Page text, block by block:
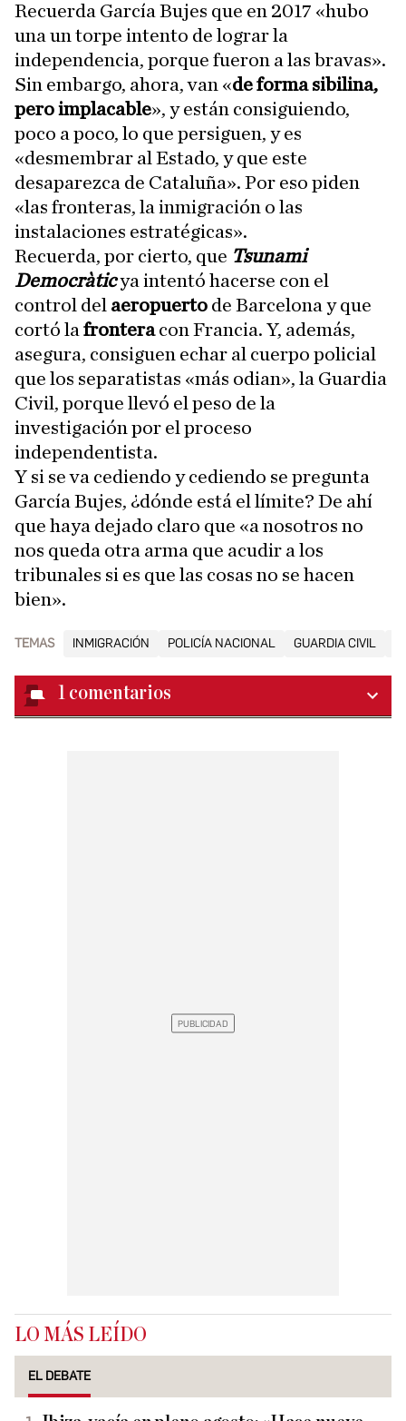
Recuerda García Bujes que en 2017 «hubo
una un torpe intento de lograr la
independencia, porque fueron a las bravas».
Sin embargo, ahora, van «de forma sibilina,
pero implacable», y están consiguiendo,
poco a poco, lo que persiguen, y es
«desmembrar al Estado, y que este
desaparezca de Cataluña». Por eso piden
«las fronteras, la inmigración o las
instalaciones estratégicas».
Recuerda, por cierto, que Tsunami
Democràticya intentó hacerse con el
control del aeropuerto de Barcelona y que
cortó la fronteracon Francia. Y, además,
asegura, consiguen echar al cuerpo policial
que los separatistas «más odian», la Guardia
Civil, porque llevó el peso de la
investigación por el proceso
independentista.
Y si se va cediendo y cediendo se pregunta
García Bujes, ¿dónde está el límite? De ahí
que haya dejado claro que «a nosotros no
nos queda otra arma que acudir a los
tribunales si es que las cosas no se hacen
bien».
TEMAS INMIGRACIÓN POLICÍA NACIONAL GUARDIA CIVIL
1 comentarios
LO MÁS LEÍDO
EL DEBATE